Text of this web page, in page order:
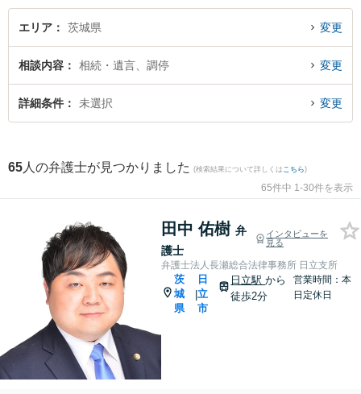
に関係する家族間の相続トラブルや認知症の相続、遺産分割等の細かな分野で
の絞り込み検索もでき便利です。特に弁護士法人長瀬総合法律事務所 日立支所
潤弁護士のプロフィール情報や弁護士費用、強みなどが注目されています。
『茨城県で土日や夜間に発生した遺産分割調停のトラブルを今すぐに弁護士に
相談したい』『遺産分割調停のトラブル解決の実績豊富な近くの弁護士を検索
エリア 茨城県 変更
相談内容 相続・遺言、調停 変更
詳細条件 未選択 変更
65 人の弁護士が見つかりました (検索結果について詳しくは こちら)
65件中 1-30件を表示
田中 佑樹 弁
護士
インタビューを
見る
弁護士法人長瀬総合法律事務所 日立支所
茨
城
県
|
日
立
市
日立駅から
徒歩2分
営業時間：本
日定休日